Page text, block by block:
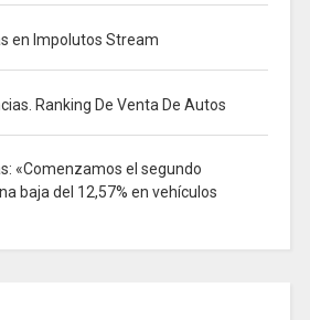
en Impolutos Stream
Ranking De Venta De Autos
«Comenzamos el segundo
baja del 12,57% en vehículos